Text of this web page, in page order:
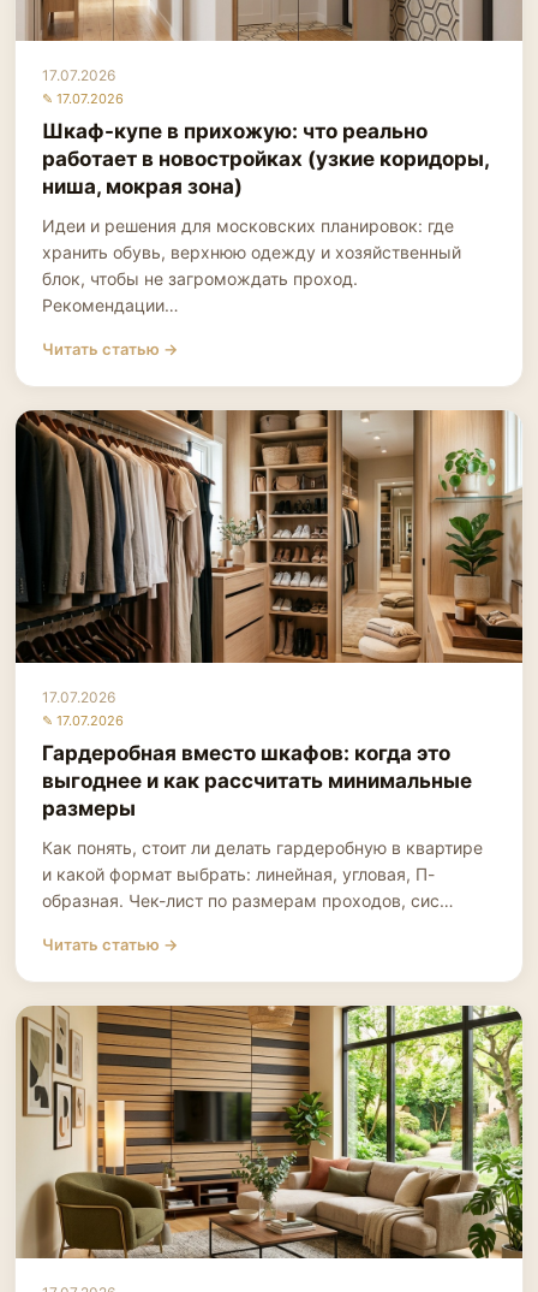
17.07.2026
✎ 17.07.2026
Шкаф-купе в прихожую: что реально
работает в новостройках (узкие коридоры,
ниша, мокрая зона)
Идеи и решения для московских планировок: где
хранить обувь, верхнюю одежду и хозяйственный
блок, чтобы не загромождать проход.
Рекомендации…
Читать статью →
17.07.2026
✎ 17.07.2026
Гардеробная вместо шкафов: когда это
выгоднее и как рассчитать минимальные
размеры
Как понять, стоит ли делать гардеробную в квартире
и какой формат выбрать: линейная, угловая, П-
образная. Чек-лист по размерам проходов, сис…
Читать статью →